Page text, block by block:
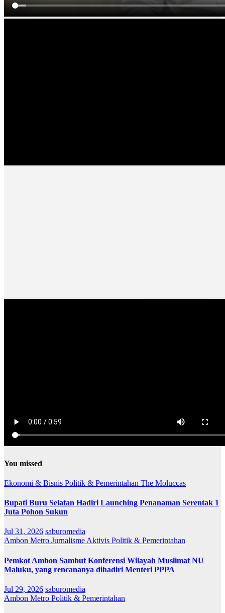
You missed
Ekonomi & Bisnis Politik & Pemerintahan The Moluccas
Bupati Buru Selatan Hadiri Launching Penanaman Serentak 1
Juta Pohon Sukun
Jul 31, 2026 saburomedia
Ambon Metro Jurnalisme Aktivis Politik & Pemerintahan
Pemkot Ambon Sambut Konferensi Wilayah Muslimat NU
Maluku, yang rencananya dihadiri Menteri PPPA
Jul 29, 2026 saburomedia
Ambon Metro Politik & Pemerintahan